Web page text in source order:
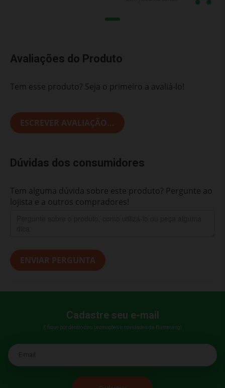
Avaliações do Produto
Tem esse produto? Seja o primeiro a avaliá-lo!
ESCREVER AVALIAÇÃO...
Dúvidas dos consumidores
Tem alguma dúvida sobre este produto? Pergunte ao
lojista e a outros compradores!
ENVIAR PERGUNTA
Cadastre seu e-mail
E fique por dentro das promoções e novidades da Bumerang!
E-mail